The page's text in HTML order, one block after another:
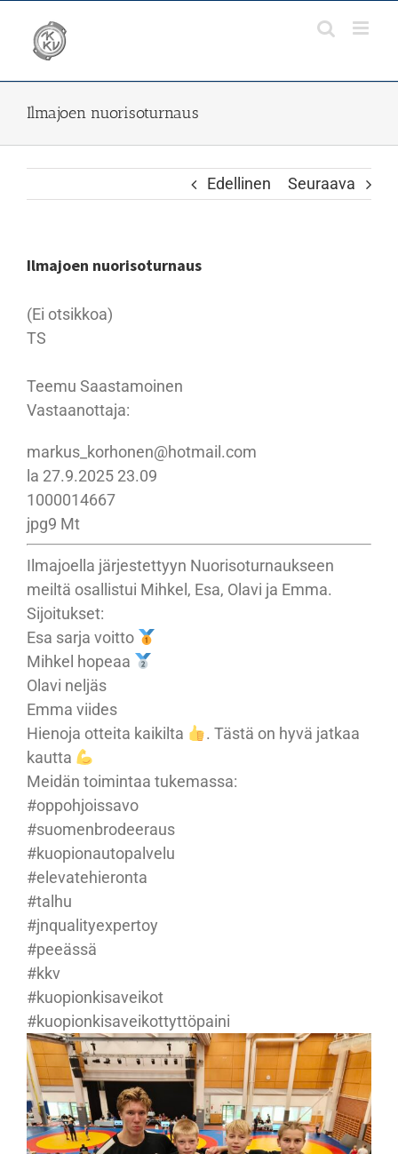
content
Ilmajoen nuorisoturnaus
Edellinen Seuraava
Ilmajoen nuorisoturnaus
(Ei otsikkoa)
TS
Teemu Saastamoinen
Vastaanottaja:
markus_korhonen@hotmail.com
la 27.9.2025 23.09
1000014667
jpg9 Mt
Ilmajoella järjestettyyn Nuorisoturnaukseen
meiltä osallistui Mihkel, Esa, Olavi ja Emma.
Sijoitukset:
Esa sarja voitto
Mihkel hopeaa
Olavi neljäs
Emma viides
Hienoja otteita kaikilta
. Tästä on hyvä jatkaa
kautta
Meidän toimintaa tukemassa:
#oppohjoissavo
#suomenbrodeeraus
#kuopionautopalvelu
#elevatehieronta
#talhu
#jnqualityexpertoy
#peeässä
#kkv
#kuopionkisaveikot
#kuopionkisaveikottyttöpaini